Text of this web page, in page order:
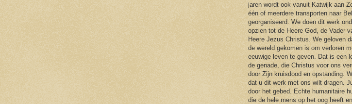
jaren wordt ook vanuit Katwijk aan
één of meerdere transporten naar
georganiseerd. We doen dit werk
opzien tot de Heere God, de Vader
Heere Jezus Christus. We geloven
de wereld gekomen is om verloren
eeuwige leven te geven. Dat is een
de genade, die Christus voor ons
door Zijn kruisdood en opstanding.
dat u dit werk met ons wilt dragen.
door het gebed. Echte humanitaire
die de hele mens op het oog heeft